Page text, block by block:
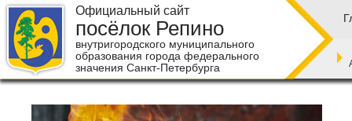
Официальный сайт
посёлок Репино
внутригородского муниципального
образования города федерального
значения Санкт-Петербурга